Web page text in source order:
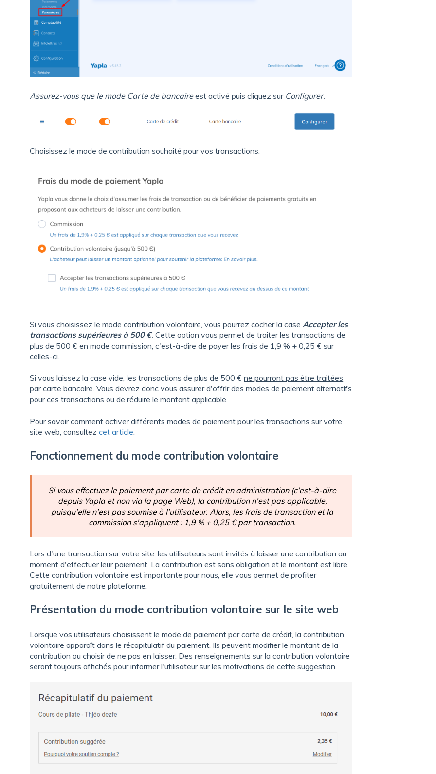
Assurez-vous que le mode Carte de bancaireest activé puis cliquez sur Configurer.
Choisissez le mode de contribution souhaité pour vos transactions.
Si vous choisissez le mode contribution volontaire, vous pourrez cocher la caseAccepter les
transactions supérieures à 500 €. Cette option vous permet de traiter les transactions de
plus de 500 € en mode commission, c'est-à-dire de payer les frais de 1,9 % + 0,25 € sur
celles-ci.
Si vous laissez la case vide, les transactions de plus de 500 €ne pourront pas être traitées
par carte bancaire. Vous devrez donc vous assurer d'offrir des modes de paiement alternatifs
pour ces transactions ou de réduire le montant applicable.
Pour savoir comment activer différents modes de paiement pour les transactions sur votre
site web, consultezcet article
Fonctionnement du mode contribution volontaire
Si vous effectuez le paiement par carte de crédit en administration (c'est-à-dire
depuis Yapla et non via la page Web), la contribution n'est pas applicable,
puisqu'elle n'est pas soumise à l'utilisateur. Alors, les frais de transaction et la
commission s'appliquent : 1,9 % + 0,25 € par transaction.
Lors d'une transaction sur votre site, les utilisateurs sont invités à laisser une contribution au
moment d'effectuer leur paiement. La contribution est sans obligation et le montant est libre.
Cette contribution volontaire est importante pour nous, elle vous permet de profiter
gratuitement de notre plateforme.
Présentation du mode contribution volontaire sur le site web
Lorsque vos utilisateurs choisissent le mode de paiement par carte de crédit, la contribution
volontaire apparaît dans le récapitulatif du paiement. Ils peuvent modifier le montant de la
contribution ou choisir de ne pas en laisser. Des renseignements sur la contribution volontaire
seront toujours affichés pour informer l'utilisateur sur les motivations de cette suggestion.